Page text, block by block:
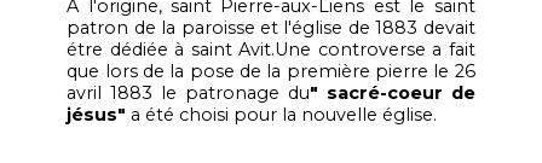
A l'origine, saint Pierre-aux-Liens est le saint
patron de la paroisse et l'église de 1883 devait
étre dédiée à saint Avit.Une controverse a fait
que lors de la pose de la première pierre le 26
avril 1883 le patronage du" sacré-coeur de
jésus" a été choisi pour la nouvelle église.